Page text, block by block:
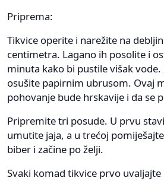
Priprema:
Tikvice operite i narežite na
centimetra. Lagano ih posolite i
minuta kako bi pustile višak
osušite papirnim ubrusom. Ovaj
pohovanje bude hrskavije i da se
Pripremite tri posude. U prvu
umutite jaja, a u trećoj
biber i začine po želji.
Svaki komad tikvice prvo